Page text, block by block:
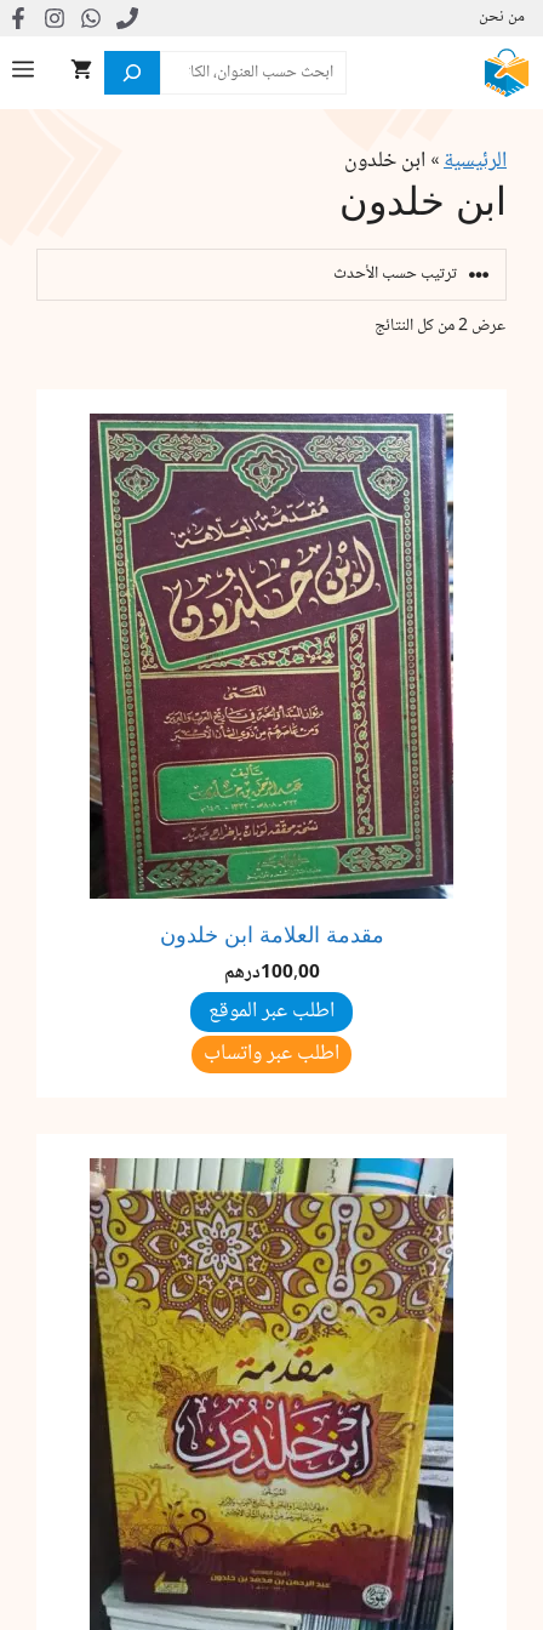
انتقل
إلى
المحتوى
من نحن
البحث
الرئيسية» ابن خلدون
ابن خلدون
عرض ⁦2⁩ من كل النتائج
مقدمة العلامة ابن خلدون
100,00درهم
اطلب عبر الموقع
اطلب عبر واتساب